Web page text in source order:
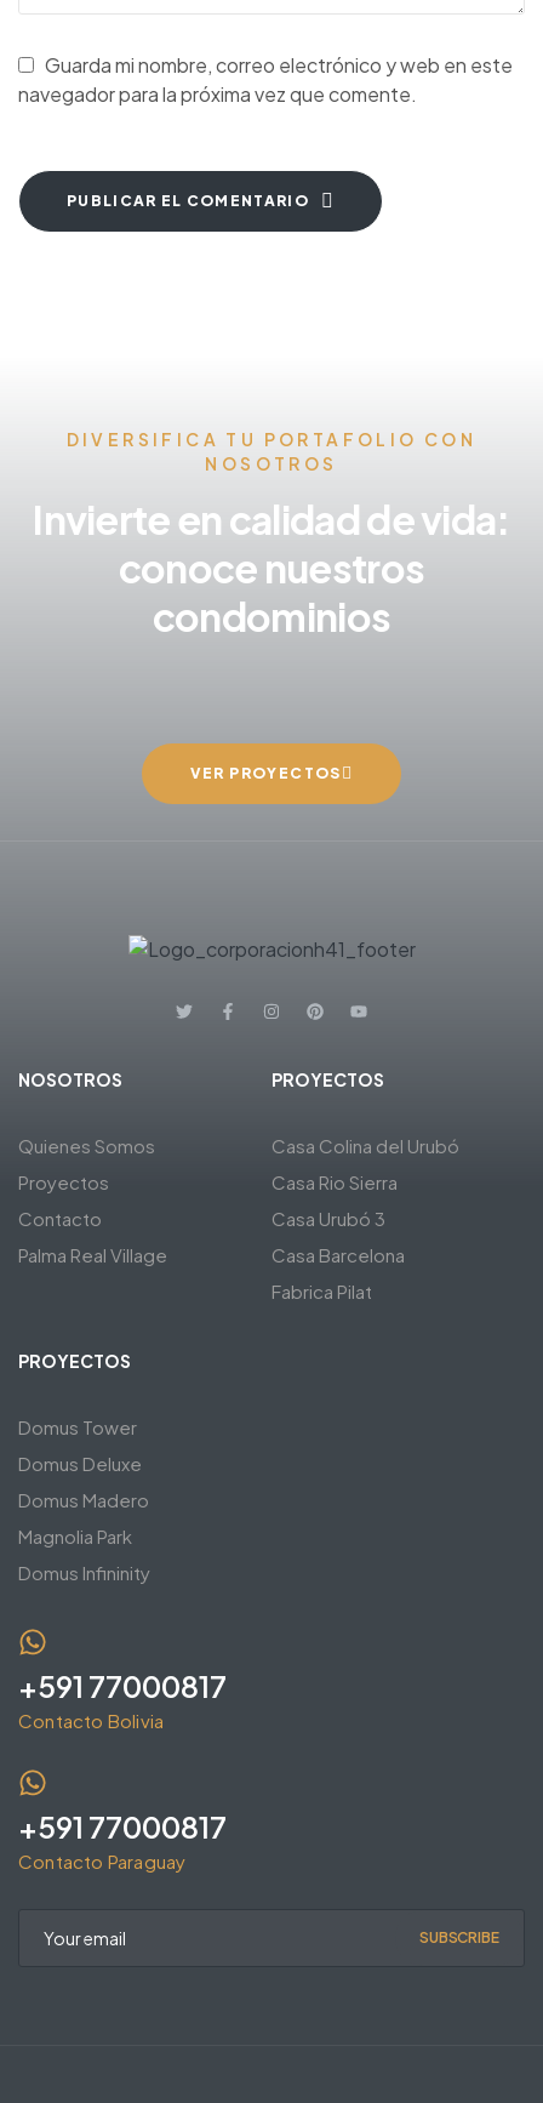
Guarda mi nombre, correo electrónico y web en este
navegador para la próxima vez que comente.
PUBLICAR EL COMENTARIO
DIVERSIFICA TU PORTAFOLIO CON
NOSOTROS
Invierte en calidad de vida:
conoce nuestros
condominios
VER PROYECTOS
NOSOTROS
Quienes Somos
Proyectos
Contacto
Palma Real Village
PROYECTOS
Casa Colina del Urubó
Casa Rio Sierra
Casa Urubó 3
Casa Barcelona
Fabrica Pilat
PROYECTOS
Domus Tower
Domus Deluxe
Domus Madero
Magnolia Park
Domus Infininity
+591 77000817
Contacto Bolivia
+591 77000817
Contacto Paraguay
SUBSCRIBE